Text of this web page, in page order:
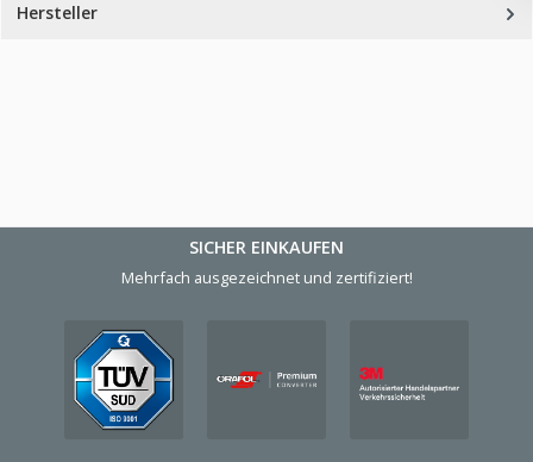
Hersteller
SICHER EINKAUFEN
Mehrfach ausgezeichnet und zertifiziert!